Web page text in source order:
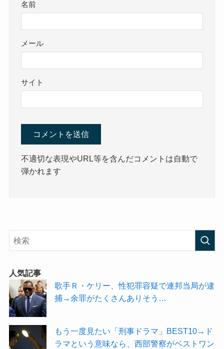
名前
メール
サイト
不適切な表現やURL等を含んだコメントは自動で
弾かれます
人気記事
歌手Ｒ・ケリー、性犯罪容疑で連邦当局が逮
捕→余罪がたくさんありそう…
もう一度見たい「刑事ドラマ」BEST10→ド
ラマという意味なら、西部警察がベストワン